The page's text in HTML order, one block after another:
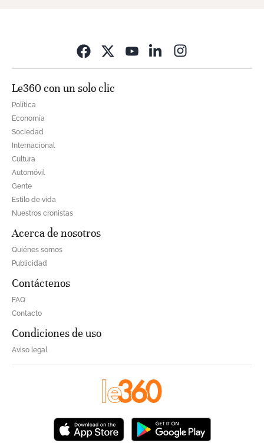
Le360 con un solo clic
Política
Economía
Sociedad
Internacional
Cultura
Automóvil
Gente
Estilo de vida
Nuestros cronistas
Acerca de nosotros
Quiénes somos
Publicidad
Contáctenos
FAQ
Contacto
Condiciones de uso
Aviso legal